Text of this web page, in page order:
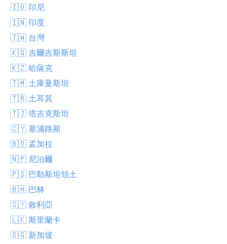
🇮🇩 印尼
🇮🇳 印度
🇹🇼 台灣
🇰🇬 吉爾吉斯斯坦
🇰🇿 哈薩克
🇹🇲 土庫曼斯坦
🇹🇷 土耳其
🇹🇯 塔吉克斯坦
🇨🇾 塞浦路斯
🇧🇩 孟加拉
🇳🇵 尼泊爾
🇵🇸 巴勒斯坦領土
🇧🇭 巴林
🇸🇾 敘利亞
🇱🇰 斯里蘭卡
🇸🇬 新加坡